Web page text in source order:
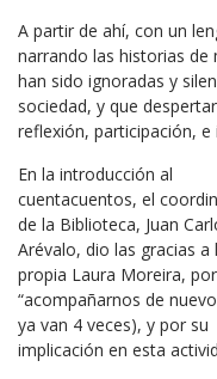
A partir de ahí, con un
narrando las historias de
han sido ignoradas y
sociedad, y que
reflexión, participación, e
En la introducción al
cuentacuentos, el
de la Biblioteca, Juan
Arévalo, dio las gracias a
propia Laura Moreira, por
“acompañarnos de
ya van 4 veces), y por su
implicación en esta